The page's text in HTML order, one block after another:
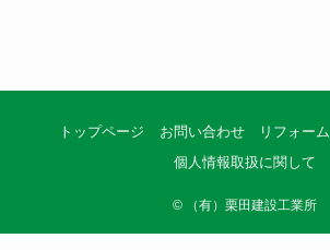
トップページ お問い合わせ リフォーム
個人情報取扱に関して
© （有）栗田建設工業所